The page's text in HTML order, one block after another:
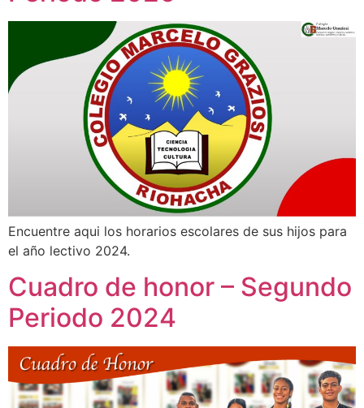
Encuentre aqui los horarios escolares de sus hijos para
el año lectivo 2024.
Cuadro de honor – Segundo
Periodo 2024